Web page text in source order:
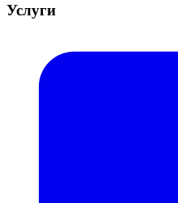
Услуги